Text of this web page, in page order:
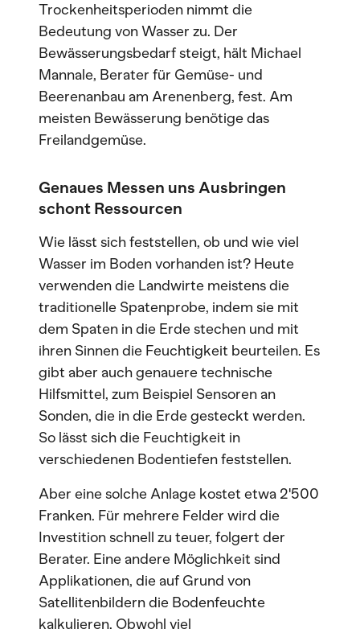
Trockenheitsperioden nimmt die
Bedeutung von Wasser zu. Der
Bewässerungsbedarf steigt, hält Michael
Mannale, Berater für Gemüse- und
Beerenanbau am Arenenberg, fest. Am
meisten Bewässerung benötige das
Freilandgemüse.
Genaues Messen uns Ausbringen
schont Ressourcen
Wie lässt sich feststellen, ob und wie viel
Wasser im Boden vorhanden ist? Heute
verwenden die Landwirte meistens die
traditionelle Spatenprobe, indem sie mit
dem Spaten in die Erde stechen und mit
ihren Sinnen die Feuchtigkeit beurteilen. Es
gibt aber auch genauere technische
Hilfsmittel, zum Beispiel Sensoren an
Sonden, die in die Erde gesteckt werden.
So lässt sich die Feuchtigkeit in
verschiedenen Bodentiefen feststellen.
Aber eine solche Anlage kostet etwa 2'500
Franken. Für mehrere Felder wird die
Investition schnell zu teuer, folgert der
Berater. Eine andere Möglichkeit sind
Applikationen, die auf Grund von
Satellitenbildern die Bodenfeuchte
kalkulieren. Obwohl viel